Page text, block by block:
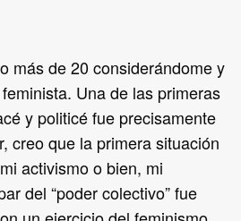
más de 20 considerándome y
Una de las primeras
y politicé fue precisamente
creo que la primera situación
activismo o bien, mi
del “poder colectivo” fue